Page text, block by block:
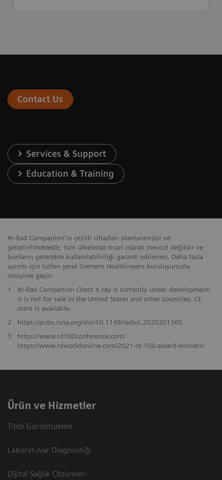
Contact Us
Services & Support
Education & Training
AI-Rad Companion'ın çeşitli cihazları planlanmıştır ve
geliştirilmektedir, tüm ülkelerde ticari olarak mevcut değildir ve
bunların gelecekte kullanılabilirliği garanti edilemez. Daha fazla
ayrıntı için lütfen yerel Siemens Healthineers kuruluşunuzla
iletişime geçin.
1
AI-Rad Companion Chest X-ray is currently under development;
it is not for sale in the United States and other countries. CE
mark is available.
2
https://pubs.rsna.org/doi/10.1148/radiol.2020201365
3
https://www.rd100conference.com/
https://www.rdworldonline.com/2021-rd-100-award-winners/
Ürün ve Hizmetler
Tıbbi Görüntüleme
Laboratuvar Diagnostiği
Dijital Sağlık Çözümleri